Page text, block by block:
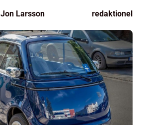
Jon Larsson redaktionel